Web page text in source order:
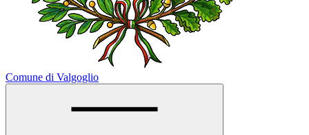
Comune di Valgoglio